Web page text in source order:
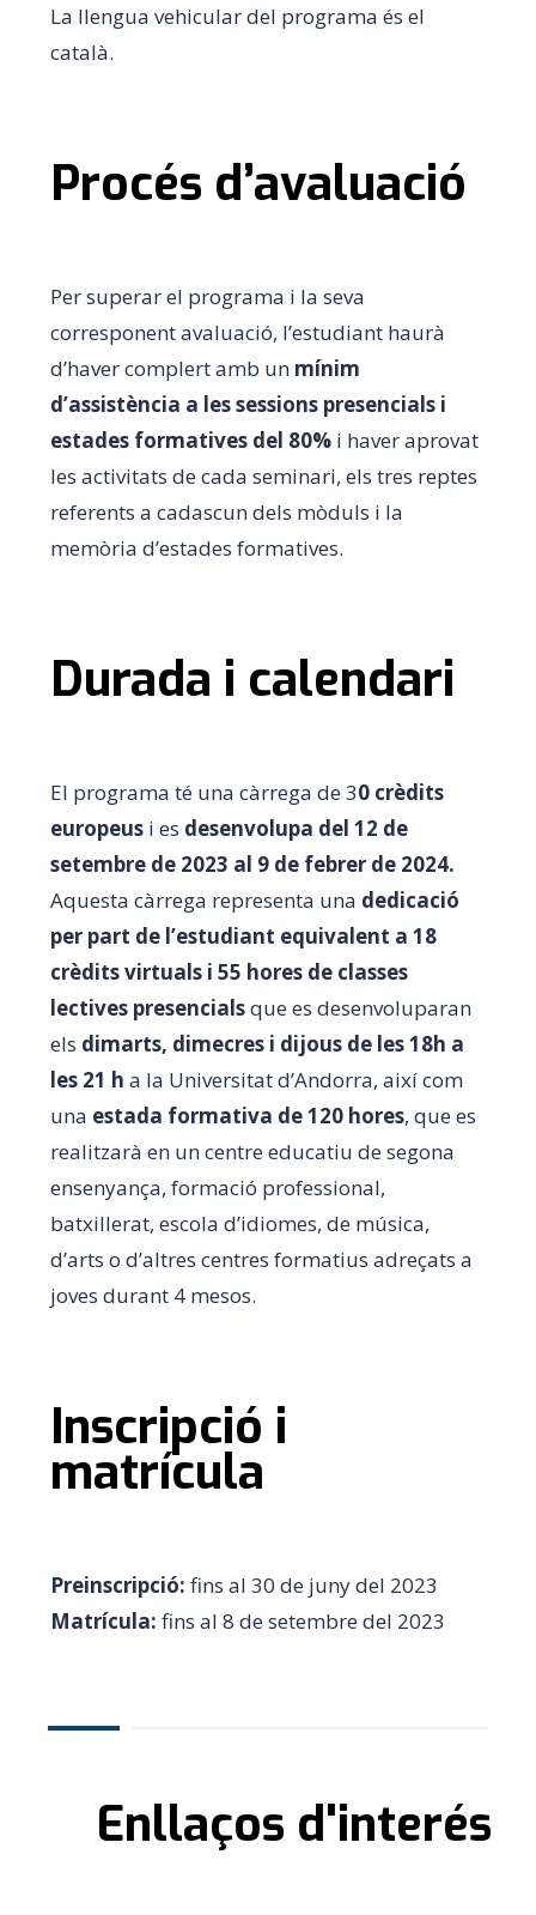
La llengua vehicular del programa és el
català.
Procés d’avaluació
Per superar el programa i la seva
corresponent avaluació, l’estudiant haurà
d’haver complert amb un mínim
d’assistència a les sessions presencials i
estades formatives del 80% i haver aprovat
les activitats de cada seminari, els tres reptes
referents a cadascun dels mòduls i la
memòria d’estades formatives.
Durada i calendari
El programa té una càrrega de 30 crèdits
europeus i es desenvolupa del 12 de
setembre de 2023 al 9 de febrer de 2024.
Aquesta càrrega representa una dedicació
per part de l’estudiant equivalent a 18
crèdits virtuals i 55 hores de classes
lectives presencialsque es desenvoluparan
els dimarts, dimecres i dijous de les 18h a
les 21 h a la Universitat d’Andorra, així com
una estada formativa de 120 hores, que es
realitzarà en un centre educatiu de segona
ensenyança, formació professional,
batxillerat, escola d’idiomes, de música,
d’arts o d’altres centres formatius adreçats a
joves durant 4 mesos.
Inscripció i
matrícula
Preinscripció: fins al 30 de juny del 2023
Matrícula: fins al 8 de setembre del 2023
Enllaços d'interés